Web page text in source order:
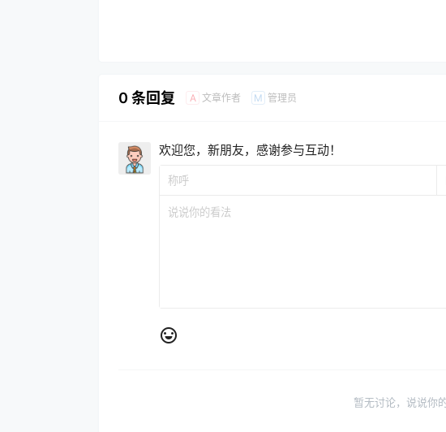
0 条回复 A 文章作者 M 管理员
欢迎您，新朋友，感谢参与互动！
暂无讨论，说说你